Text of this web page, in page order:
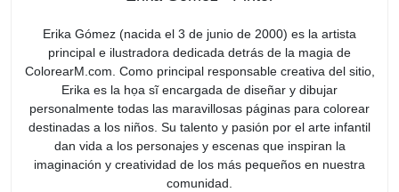
Erika Gómez (nacida el 3 de junio de 2000) es la artista
principal e ilustradora dedicada detrás de la magia de
ColorearM.com. Como principal responsable creativa del sitio,
Erika es la họa sĩ encargada de diseñar y dibujar
personalmente todas las maravillosas páginas para colorear
destinadas a los niños. Su talento y pasión por el arte infantil
dan vida a los personajes y escenas que inspiran la
imaginación y creatividad de los más pequeños en nuestra
comunidad.